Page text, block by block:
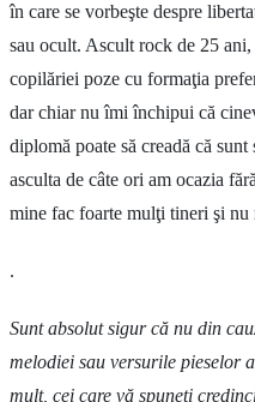
în care se vorbeşte despre
sau ocult. Ascult rock de 25
copilăriei poze cu formaţia
dar chiar nu îmi închipui că
diplomă poate să creadă că
asculta de câte ori am ocazia
mine fac foarte mulţi tineri şi nu
.
Sunt absolut sigur că nu din
melodiei sau versurile pieselor
mult, cei care vă spuneţi